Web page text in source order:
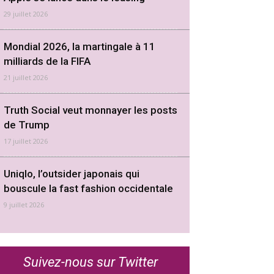
29 juillet 2026
Mondial 2026, la martingale à 11
milliards de la FIFA
21 juillet 2026
Truth Social veut monnayer les posts
de Trump
17 juillet 2026
Uniqlo, l’outsider japonais qui
bouscule la fast fashion occidentale
9 juillet 2026
Suivez-nous sur Twitter